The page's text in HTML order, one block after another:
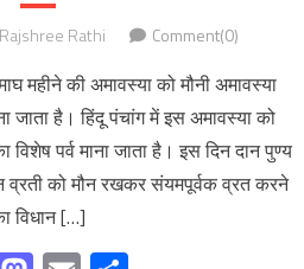
Rajshree Rathi Comment(0)
महीने की अमावस्या को मौनी अमावस्या
जाता है। हिंदू पंचांग में इस अमावस्या को
विशेष पर्व माना जाता है। इस दिन दान पुण्य
व्रती को मौन रखकर संयमपूर्वक व्रत करने
विधान […]